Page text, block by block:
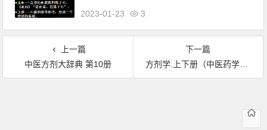
2023-01-23 3
上一篇
中医方剂大辞典 第10册
下一篇
方剂学.上下册（中医药学高级丛书）